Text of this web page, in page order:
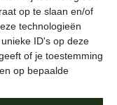
op te slaan en/of
technologieën
ID's op deze
of je toestemming
op bepaalde
eerste te lezen
tips over hoe jij de